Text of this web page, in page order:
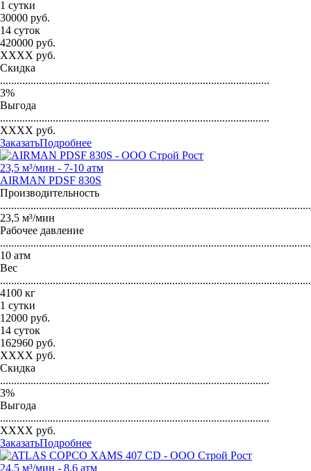
1 сутки
30000 руб.
14 суток
420000 руб.
XXXX руб.
Скидка
.................................................................................................
3%
Выгода
.................................................................................................
XXXX руб.
ЗаказатьПодробнее
23,5 м³/мин - 7-10 атм
AIRMAN PDSF 830S
Производительность
23,5 м³/мин
Рабочее давление
10 атм
Вес
4100 кг
1 сутки
12000 руб.
14 суток
162960 руб.
XXXX руб.
Скидка
.................................................................................................
3%
Выгода
.................................................................................................
XXXX руб.
ЗаказатьПодробнее
24,5 м³/мин - 8,6 атм